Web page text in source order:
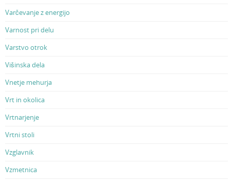
Varčevanje z energijo
Varnost pri delu
Varstvo otrok
Višinska dela
Vnetje mehurja
Vrt in okolica
Vrtnarjenje
Vrtni stoli
Vzglavnik
Vzmetnica